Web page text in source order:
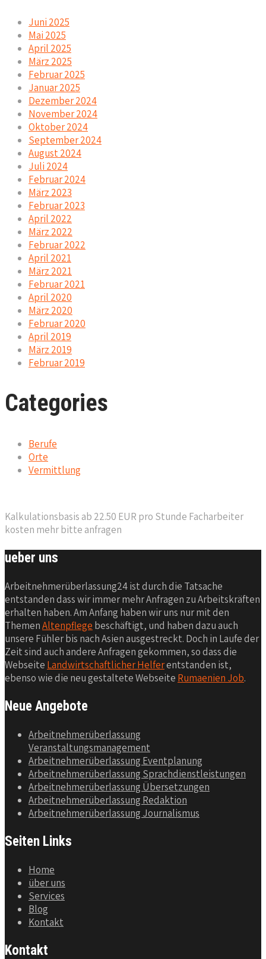
Juni 2025
Mai 2025
April 2025
März 2025
Februar 2025
Januar 2025
Dezember 2024
November 2024
Oktober 2024
September 2024
August 2024
Juli 2024
Februar 2024
März 2023
Februar 2023
April 2022
März 2022
Februar 2022
April 2021
März 2021
Februar 2021
April 2020
März 2020
Februar 2020
April 2019
März 2019
Februar 2019
Categories
Berufe
Orte
Vermittlung
Kalkulationsbasis ab 22.50 EUR pro Stunde Facharbeiter
kosten mehr bitte anfragen
ueber uns
Arbeitnehmerüberlassung24 ist durch die Tatsache
entstanden dass wir immer mehr Anfragen zu Arbeitskräften
erhalten haben. Am Anfang haben wir uns nur mit den
ThemenAltenpflege beschäftigt, und haben dazu auch
unsere Fühler bis nach Asien ausgestreckt. Doch in Laufe der
Zeit sind auch andere Anfragen gekommen, so dass die
Webseite Landwirtschaftlicher Helferentstanden ist,
ebenso wie die neu gestaltete Webseite Rumaenien Job.
Neue Angebote
Arbeitnehmerüberlassung
Veranstaltungsmanagement
Arbeitnehmerüberlassung Eventplanung
Arbeitnehmerüberlassung Sprachdienstleistungen
Arbeitnehmerüberlassung Übersetzungen
Arbeitnehmerüberlassung Redaktion
Arbeitnehmerüberlassung Journalismus
Seiten Links
Home
über uns
Services
Blog
Kontakt
Kontakt